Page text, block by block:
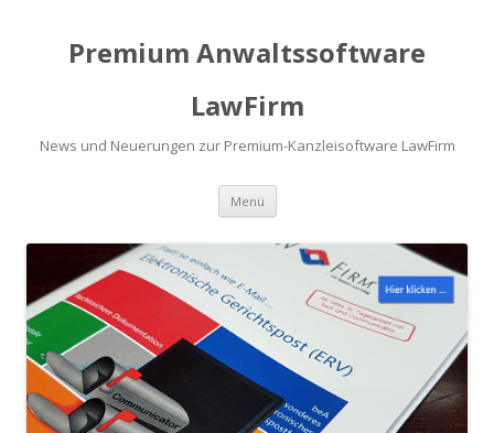
Premium Anwaltssoftware
LawFirm
News und Neuerungen zur Premium-Kanzleisoftware LawFirm
Menü